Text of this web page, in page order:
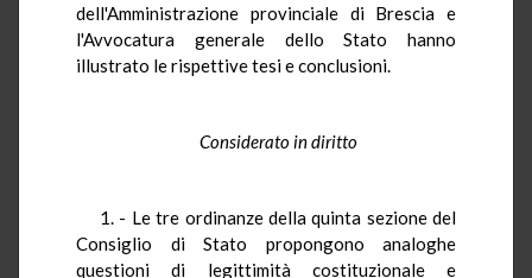
dell'Amministrazione provinciale di Brescia e
l'Avvocatura generale dello Stato hanno
illustrato le rispettive tesi e conclusioni.
Considerato in diritto
1. - Le tre ordinanze della quinta sezione del
Consiglio di Stato propongono analoghe
questioni di legittimità costituzionale e